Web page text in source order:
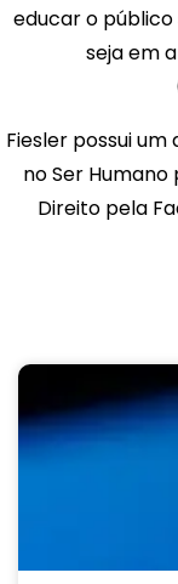
educar o
seja em
Fiesler possui
no Ser
Direito pela